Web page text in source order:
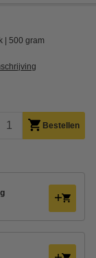
500 gram
Bestellen